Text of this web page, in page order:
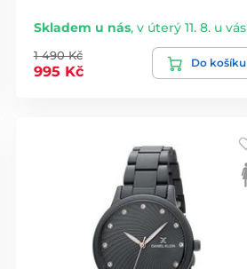
Skladem u nás, v úterý 11. 8. u vás
1 490 Kč
995 Kč
Do košíku